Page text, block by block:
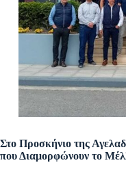
Στο Προσκήνιο της
που Διαμορφώνουν το